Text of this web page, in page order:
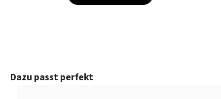
Produktgalerie überspringen
Dazu passt perfekt